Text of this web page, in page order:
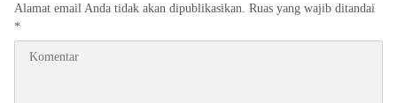
Alamat email Anda tidak akan dipublikasikan. Ruas yang wajib ditandai
*